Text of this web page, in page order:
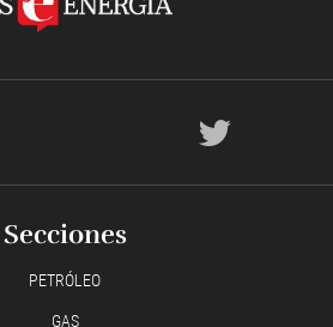
Secciones
PETRÓLEO
GAS